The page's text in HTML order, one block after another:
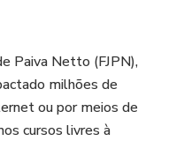
Paiva Netto (FJPN),
milhões de
ou por meios de
cursos livres à